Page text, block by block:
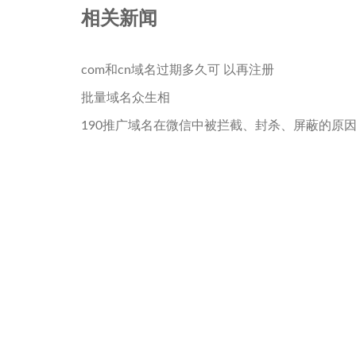
相关新闻
com和cn域名过期多久可 以再注册
批量域名众生相
190推广域名在微信中被拦截、封杀、屏蔽的原